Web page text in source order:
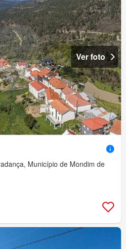
Ver foto
Município de Mondim de